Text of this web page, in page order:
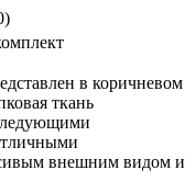
в коричневом
ткань
внешним видом и